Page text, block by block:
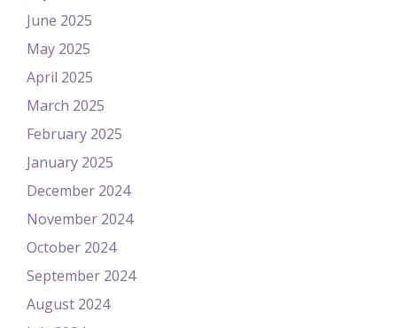
June 2025
May 2025
April 2025
March 2025
February 2025
January 2025
December 2024
November 2024
October 2024
September 2024
August 2024